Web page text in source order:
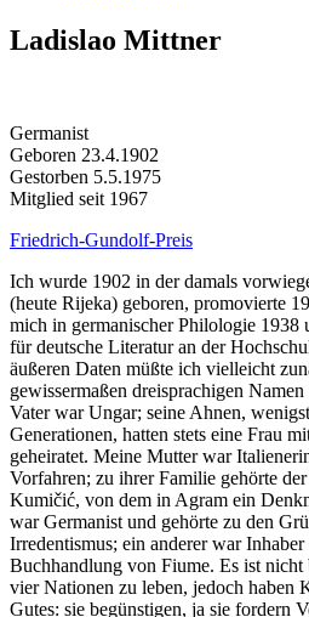
Ladislao Mittner
Germanist
Geboren 23.4.1902
Gestorben 5.5.1975
Mitglied seit 1967
Friedrich-Gundolf-Preis
Ich wurde 1902 in der damals
(heute Rijeka) geboren, promovierte
mich in germanischer Philologie 1938
für deutsche Literatur an der
äußeren Daten müßte ich vielleicht
gewissermaßen dreisprachigen
Vater war Ungar; seine Ahnen,
Generationen, hatten stets eine Frau
geheiratet. Meine Mutter war
Vorfahren; zu ihrer Familie gehörte
Kumičić, von dem in Agram ein
war Germanist und gehörte zu den
Irredentismus; ein anderer war
Buchhandlung von Fiume. Es ist
vier Nationen zu leben, jedoch haben
Gutes: sie begünstigen, ja sie fordern